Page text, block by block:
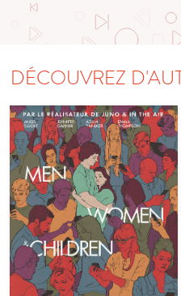
DÉCOUVREZ